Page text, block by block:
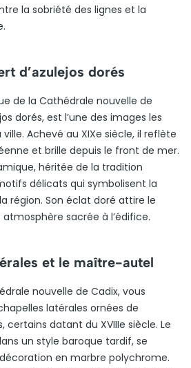
la sobriété des lignes et la
d’azulejos dorés
de la Cathédrale nouvelle de
dorés, est l’une des images les
Achevé au XIXe siècle, il reflète
et brille depuis le front de mer.
héritée de la tradition
délicats qui symbolisent la
région. Son éclat doré attire le
sacrée à l’édifice.
et le maître-autel
nouvelle de Cadix, vous
latérales ornées de
certains datant du XVIIIe siècle. Le
un style baroque tardif, se
en marbre polychrome.